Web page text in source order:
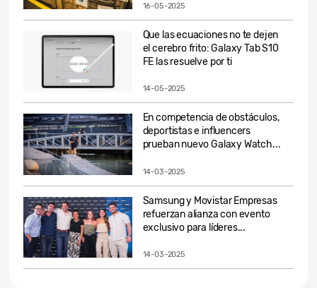
16-05-2025
Que las ecuaciones no te dejen
el cerebro frito: Galaxy Tab S10
FE las resuelve por ti
14-05-2025
En competencia de obstáculos,
deportistas e influencers
prueban nuevo Galaxy Watch...
14-03-2025
Samsung y Movistar Empresas
refuerzan alianza con evento
exclusivo para líderes...
14-03-2025